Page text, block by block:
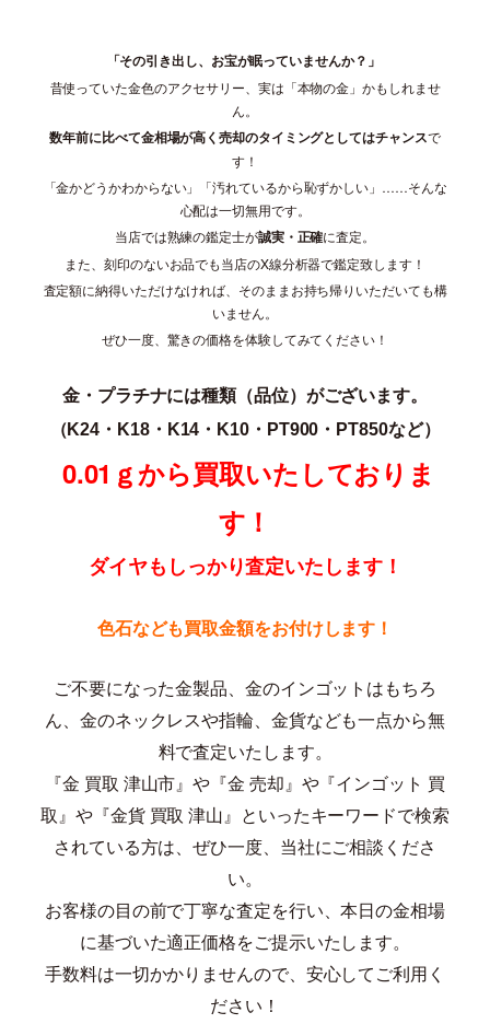
「その引き出し、お宝が眠っていませんか？」
昔使っていた金色のアクセサリー、実は「本物の金」かもしれませ
ん。
数年前に比べて金相場が高く売却のタイミングとしてはチャンスで
す！
「金かどうかわからない」「汚れているから恥ずかしい」……そんな
心配は一切無用です。
当店では熟練の鑑定士が誠実・正確に査定。
また、刻印のないお品でも当店のX線分析器で鑑定致します！
査定額に納得いただけなければ、そのままお持ち帰りいただいても構
いません。
ぜひ一度、驚きの価格を体験してみてください！
金・プラチナには種類（品位）がございます。
（K24・K18・K14・K10・PT900・PT850など）
0.01ｇから買取いたしておりま
す！
ダイヤもしっかり査定いたします！
色石なども買取金額をお付けします！
ご不要になった金製品、金のインゴットはもちろ
ん、金のネックレスや指輪、金貨なども一点から無
料で査定いたします。
『金 買取 津山市』や『金 売却』や『インゴット 買
取』や『金貨 買取 津山』といったキーワードで検索
されている方は、ぜひ一度、当社にご相談くださ
い。
お客様の目の前で丁寧な査定を行い、本日の金相場
に基づいた適正価格をご提示いたします。
手数料は一切かかりませんので、安心してご利用く
ださい！